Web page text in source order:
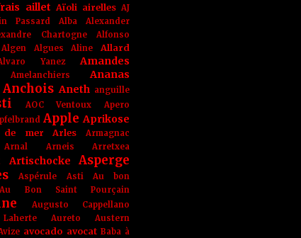
aillet Aïoli airelles AJ
Passard Alba
Alexander
Chartogne
Alfonso
Algen Algues Aline
Allard
Yanez Amandes
Amelanchiers Ananas
Anchois Aneth anguille
AOC Ventoux Apero
Apple Aprikose
de mer Arles
Armagnac
Arneis Arretxea
Artischocke
Asperge
Aspérule Asti
Au bon
Au Bon Saint Pourçain
Augusto Cappellano
Aureto
Austern
avocado avocat Baba à